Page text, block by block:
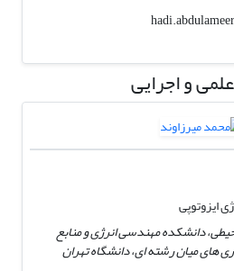
و اجرایی
ایزوتوپی
دانشکده مهندسی انرژی و منابع
های میان رشته ای، دانشگاه تهران